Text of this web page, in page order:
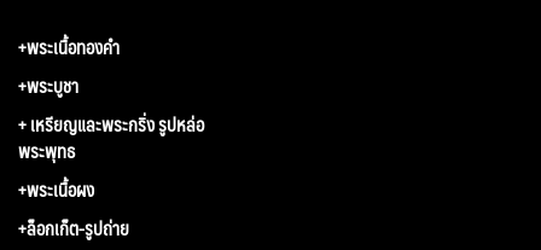
+พระเนื้อทองคำ
+พระบูชา
+ เหรียญและพระกริ่ง รูปหล่อ
พระพุทธ
+พระเนื้อผง
+ล็อกเก็ต-รูปถ่าย